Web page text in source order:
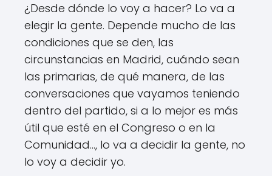
¿Desde dónde lo voy a hacer? Lo va a
elegir la gente. Depende mucho de las
condiciones que se den, las
circunstancias en Madrid, cuándo sean
las primarias, de qué manera, de las
conversaciones que vayamos teniendo
dentro del partido, si a lo mejor es más
útil que esté en el Congreso o en la
Comunidad…, lo va a decidir la gente, no
lo voy a decidir yo.